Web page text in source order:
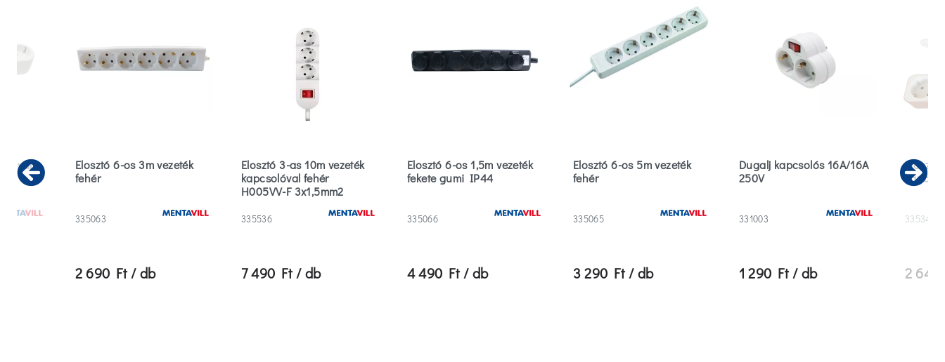
Previous
Elosztó 6-os 3m vezeték
fehér
335063
2 690 Ft / db
Elosztó 3-as 10m vezeték
kapcsolóval fehér
H005VV-F 3x1,5mm2
335536
7 490 Ft / db
Elosztó 6-os 1,5m vezeték
fekete gumi IP44
335066
4 490 Ft / db
Elosztó 6-os 5m vezeték
fehér
335065
3 290 Ft / db
Dugalj kapcsolós 16A/16A
250V
331003
1 290 Ft / db
Elosztó
335341
2